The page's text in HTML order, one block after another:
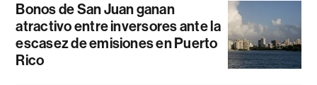
Bonos de San Juan ganan
atractivo entre inversores ante la
escasez de emisiones en Puerto
Rico